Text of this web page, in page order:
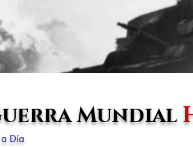
Mundial
Día